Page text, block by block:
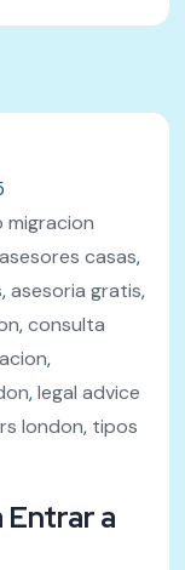
migracion
casas,
,asesoria gratis,
,consulta
,
,legal advice
london, tipos
Entrar a